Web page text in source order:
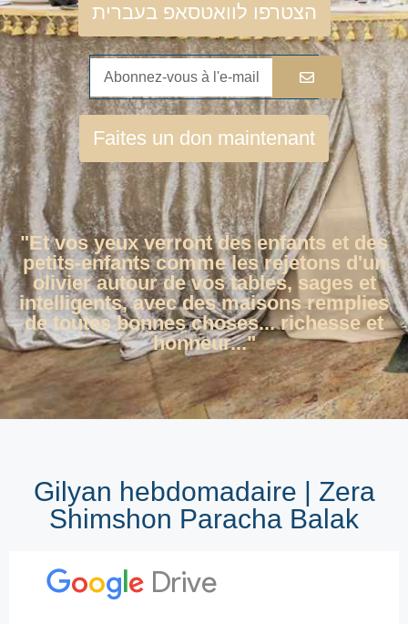
הצטרפו לוואטסאפ בעברית
Faites un don maintenant
"Et vos yeux verront des enfants et des
petits-enfants comme les rejetons d'un
olivier autour de vos tables, sages et
intelligents, avec des maisons remplies
de toutes bonnes choses... richesse et
honneur..."
Gilyan hebdomadaire | Zera
Shimshon Paracha Balak